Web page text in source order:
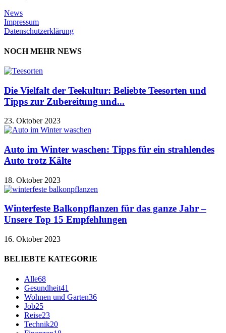
News
Impressum
Datenschutzerklärung
NOCH MEHR NEWS
Die Vielfalt der Teekultur: Beliebte Teesorten und
Tipps zur Zubereitung und...
23. Oktober 2023
Auto im Winter waschen: Tipps für ein strahlendes
Auto trotz Kälte
18. Oktober 2023
Winterfeste Balkonpflanzen für das ganze Jahr –
Unsere Top 15 Empfehlungen
16. Oktober 2023
BELIEBTE KATEGORIE
Alle68
Gesundheit41
Wohnen und Garten36
Job25
Reise23
Technik20